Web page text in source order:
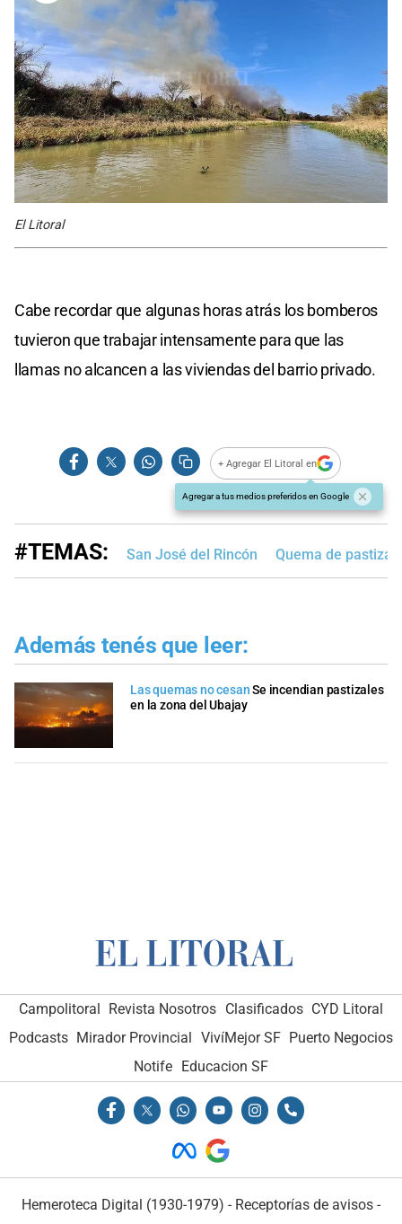
El Litoral
Cabe recordar que algunas horas atrás los bomberos
tuvieron que trabajar intensamente para que las
llamas no alcancen a las viviendas del barrio privado.
+ Agregar El Litoral en
Agregar a tus medios preferidos en Google
#TEMAS: San José del Rincón Quema de
Además tenés que leer:
Las quemas no cesanSe incendian pastizales
en la zona del Ubajay
Campolitoral Revista Nosotros Clasificados CYD Litoral
Podcasts Mirador Provincial VivíMejor SF Puerto Negocios
Notife Educacion SF
Hemeroteca Digital (1930-1979) - Receptorías de avisos -